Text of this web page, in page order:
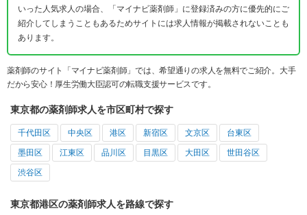
いった人気求人の場合、「マイナビ薬剤師」に登録済みの方に優先的にご
紹介してしまうこともあるためサイトには求人情報が掲載されないことも
あります。
薬剤師のサイト「マイナビ薬剤師」では、希望通りの求人を無料でご紹介。大手
だから安心！厚生労働大臣認可の転職支援サービスです。
東京都の薬剤師求人を市区町村で探す
千代田区 中央区 港区 新宿区 文京区 台東区
墨田区 江東区 品川区 目黒区 大田区 世田谷区
渋谷区
東京都港区の薬剤師求人を路線で探す